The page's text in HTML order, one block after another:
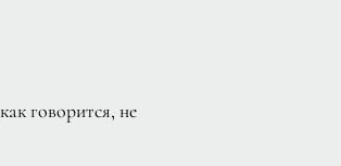
говорится, не